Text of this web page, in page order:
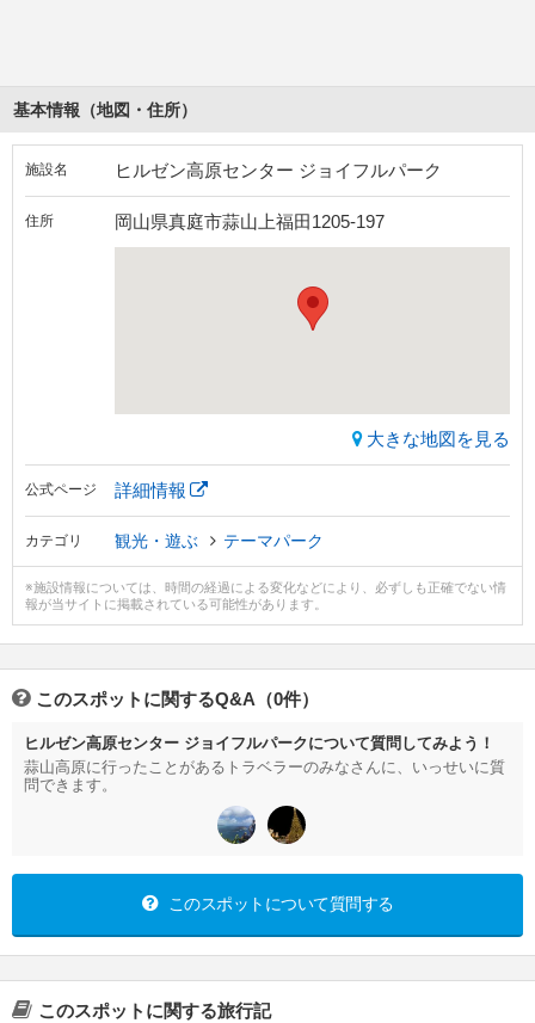
基本情報（地図・住所）
施設名 ヒルゼン高原センター ジョイフルパーク
住所 岡山県真庭市蒜山上福田1205-197
大きな地図を見る
公式ページ 詳細情報
カテゴリ 観光・遊ぶ テーマパーク
※施設情報については、時間の経過による変化などにより、必ずしも正確でない情
報が当サイトに掲載されている可能性があります。
このスポットに関するQ&A（0件）
ヒルゼン高原センター ジョイフルパークについて質問してみよう！
蒜山高原に行ったことがあるトラベラーのみなさんに、いっせいに質
問できます。
このスポットについて質問する
このスポットに関する旅行記